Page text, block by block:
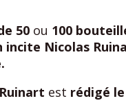
50 ou 100
incite Nicolas
est rédigé le